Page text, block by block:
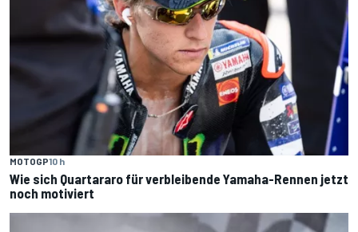
MOTOGP10 h
Wie sich Quartararo für verbleibende Yamaha-Rennen jetzt
noch motiviert